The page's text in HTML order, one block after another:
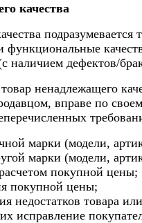
качества
подразумевается
функциональные
наличием дефектов/
ненадлежащего
вправе по
марки (модели,
марки (модели,
покупной цены;
покупной цены;
недостатков товара или
исправление